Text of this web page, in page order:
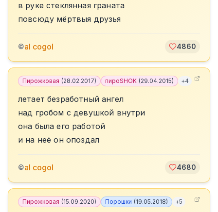
в руке стеклянная граната
повсюду мёртвыя друзья
©al cogol 4860
Пирожковая (28.02.2017) пироSHOK (29.04.2015) +4
летает безработный ангел
над гробом с девушкой внутри
она была его работой
и на неё он опоздал
©al cogol 4680
Пирожковая (15.09.2020) Порошки (19.05.2018) +5